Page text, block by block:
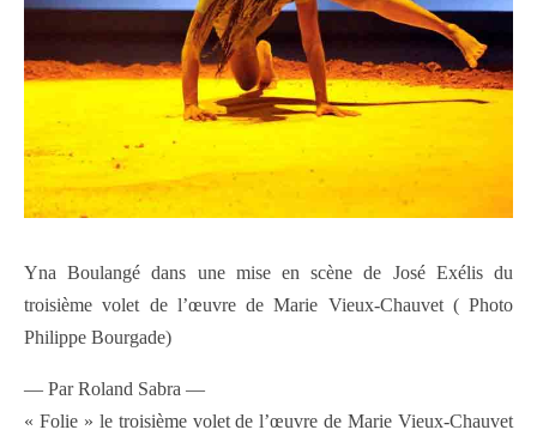
Yna Boulangé dans une mise en scène de José Exélis du
troisième volet de l’œuvre de Marie Vieux-Chauvet ( Photo
Philippe Bourgade)
— Par Roland Sabra —
« Folie » le troisième volet de l’œuvre de Marie Vieux-Chauvet